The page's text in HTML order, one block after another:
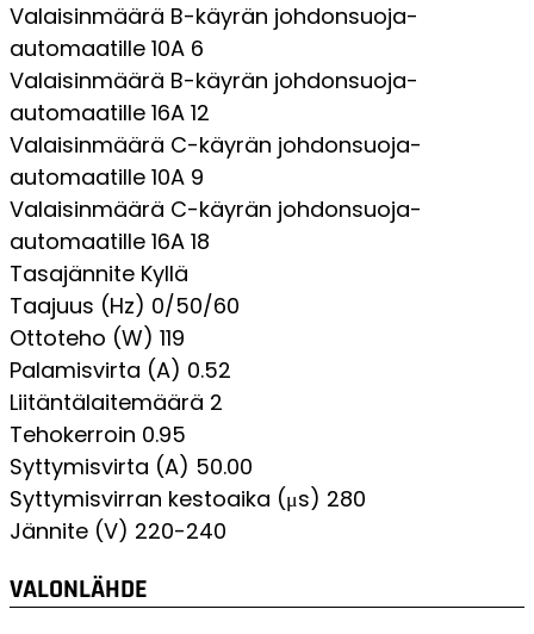
Valaisinmäärä B-käyrän johdonsuoja-
automaatille 10A 6
Valaisinmäärä B-käyrän johdonsuoja-
automaatille 16A 12
Valaisinmäärä C-käyrän johdonsuoja-
automaatille 10A 9
Valaisinmäärä C-käyrän johdonsuoja-
automaatille 16A 18
Tasajännite Kyllä
Taajuus (Hz) 0/50/60
Ottoteho (W) 119
Palamisvirta (A) 0.52
Liitäntälaitemäärä 2
Tehokerroin 0.95
Syttymisvirta (A) 50.00
Syttymisvirran kestoaika (μs) 280
Jännite (V) 220-240
VALONLÄHDE